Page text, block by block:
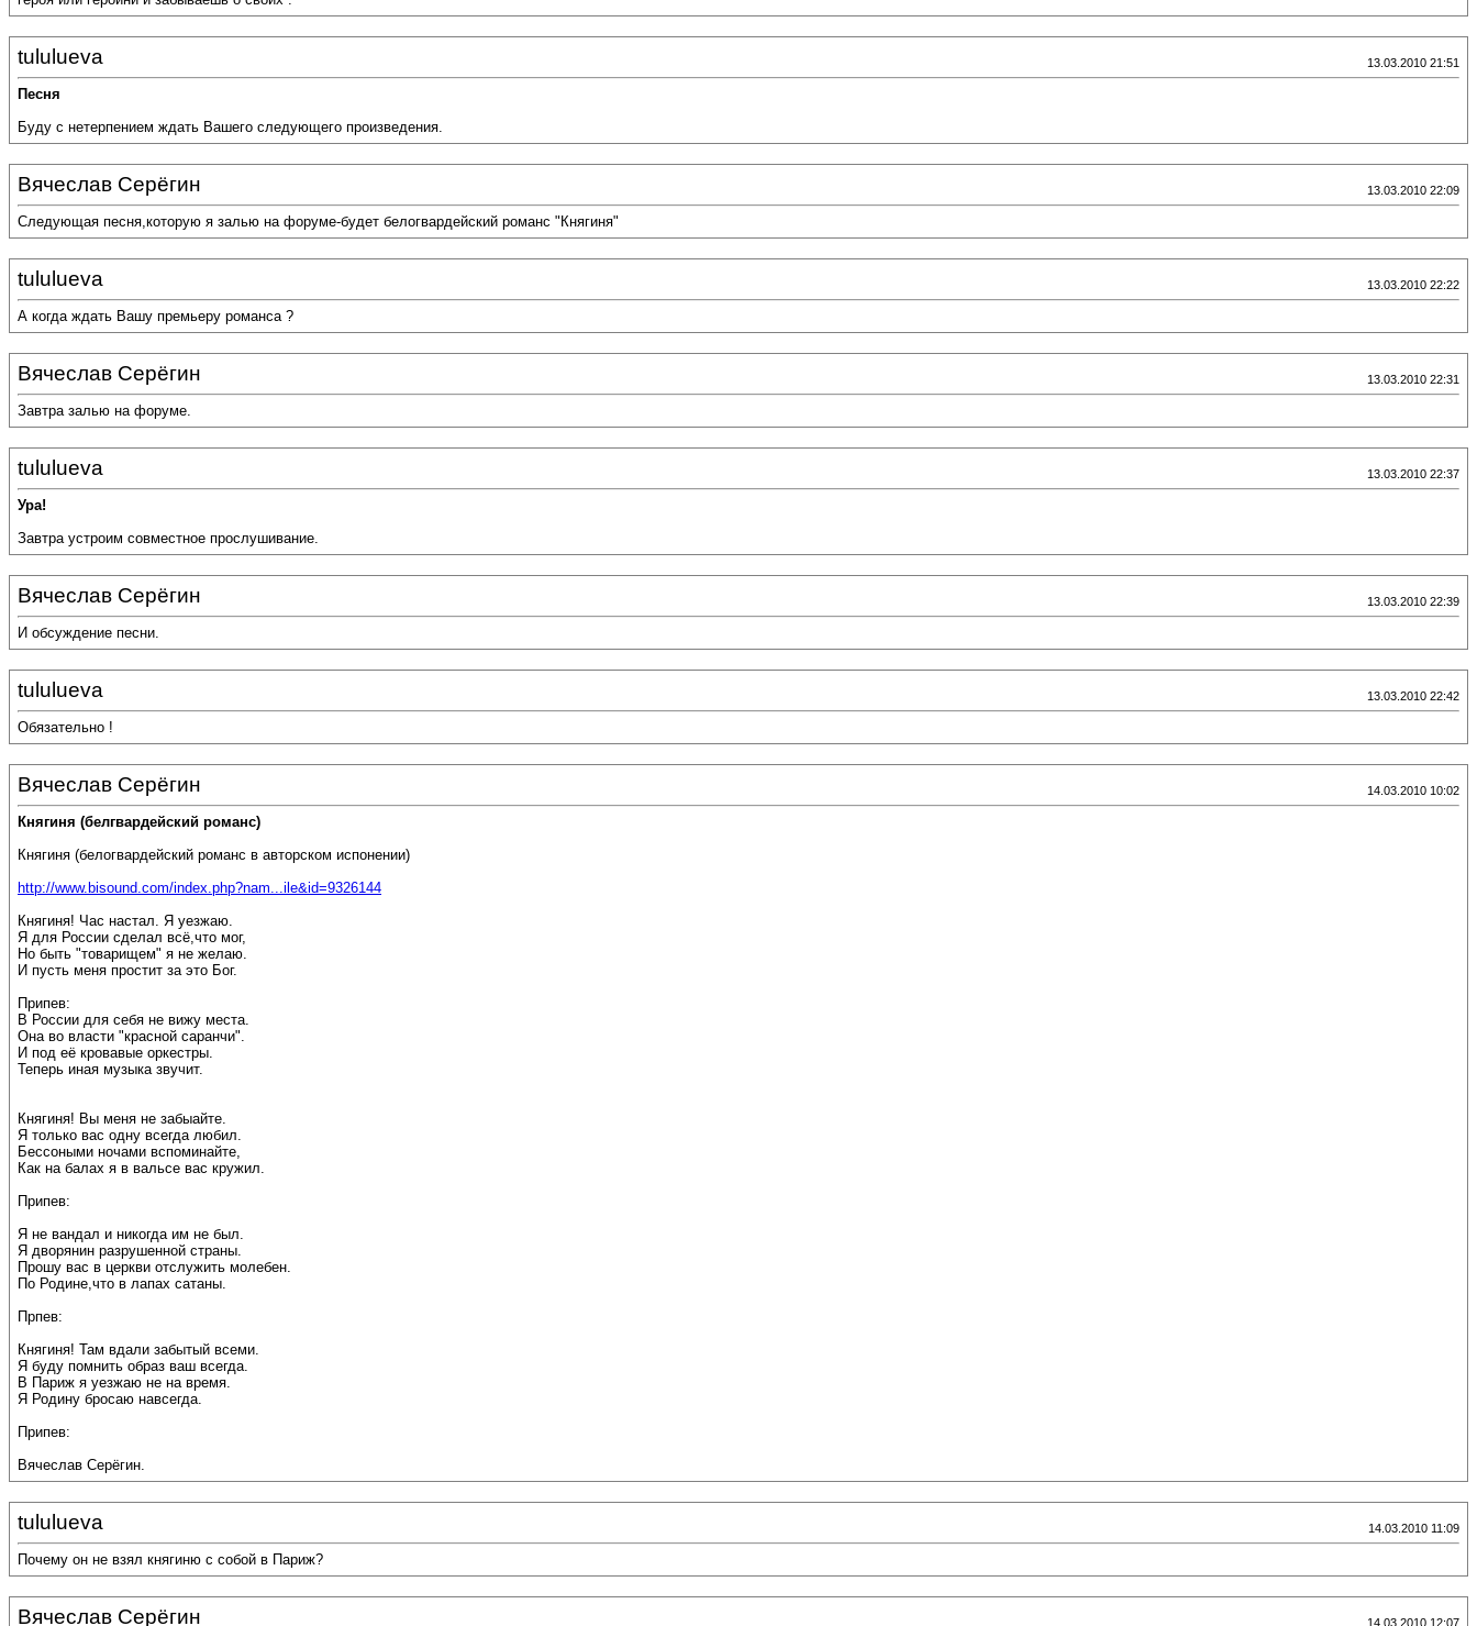
tululueva 13.03.2010 21:51
Песня
Буду с нетерпением ждать Вашего следующего произведения.
Вячеслав Серёгин 13.03.2010 22:09
Следующая песня,которую я залью на форуме-будет белогвардейский романс "Княгиня"
tululueva 13.03.2010 22:22
А когда ждать Вашу премьеру романса ?
Вячеслав Серёгин 13.03.2010 22:31
Завтра залью на форуме.
tululueva 13.03.2010 22:37
Ура!
Завтра устроим совместное прослушивание.
Вячеслав Серёгин 13.03.2010 22:39
И обсуждение песни.
tululueva 13.03.2010 22:42
Обязательно !
Вячеслав Серёгин 14.03.2010 10:02
Княгиня (белгвардейский романс)
Княгиня (белогвардейский романс в авторском испонении)
http://www.bisound.com/index.php?nam...ile&id=9326144
Княгиня! Час настал. Я уезжаю.
Я для России сделал всё,что мог,
Но быть "товарищем" я не желаю.
И пусть меня простит за это Бог.
Припев:
В России для себя не вижу места.
Она во власти "красной саранчи".
И под её кровавые оркестры.
Теперь иная музыка звучит.
Княгиня! Вы меня не забыайте.
Я только вас одну всегда любил.
Бессоными ночами вспоминайте,
Как на балах я в вальсе вас кружил.
Припев:
Я не вандал и никогда им не был.
Я дворянин разрушенной страны.
Прошу вас в церкви отслужить молебен.
По Родине,что в лапах сатаны.
Прпев:
Княгиня! Там вдали забытый всеми.
Я буду помнить образ ваш всегда.
В Париж я уезжаю не на время.
Я Родину бросаю навсегда.
Припев:
Вячеслав Серёгин.
tululueva 14.03.2010 11:09
Почему он не взял княгиню с собой в Париж?
Вячеслав Серёгин 14.03.2010 12:07